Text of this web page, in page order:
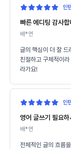
인
빠른 에디팅 감사합
배*연
글의 핵심이 더 잘 드
친절하고 구체적이
라가요!
인
영어 글쓰기 필요
배*연
전체적인 글의 흐름